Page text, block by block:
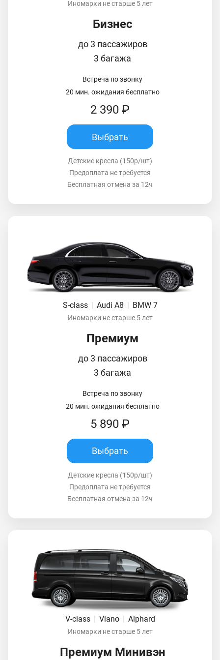
Иномарки не старше 5 лет
Бизнес
до 3 пассажиров
3 багажа
Встреча по звонку
20 мин. ожидания бесплатно
2 390 ₽
Выбрать
Детские кресла (150р/шт)
Предоплата не требуется
Бесплатная отмена за 12ч
S-class | Audi A8 | BMW 7
Иномарки не старше 5 лет
Премиум
до 3 пассажиров
3 багажа
Встреча по звонку
20 мин. ожидания бесплатно
5 890 ₽
Выбрать
Детские кресла (150р/шт)
Предоплата не требуется
Бесплатная отмена за 12ч
V-class Viano Alphard
Иномарки не старше 5 лет
Премиум Минивэн